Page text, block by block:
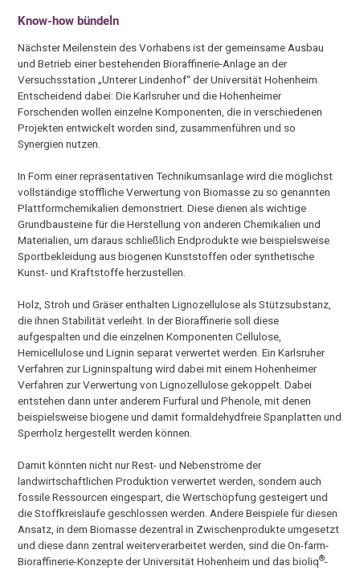
Know-how bündeln
Nächster Meilenstein des Vorhabens ist der gemeinsame Ausbau
und Betrieb einer bestehenden Bioraffinerie-Anlage an der
Versuchsstation „Unterer Lindenhof“ der Universität Hohenheim.
Entscheidend dabei: Die Karlsruher und die Hohenheimer
Forschenden wollen einzelne Komponenten, die in verschiedenen
Projekten entwickelt worden sind, zusammenführen und so
Synergien nutzen.
In Form einer repräsentativen Technikumsanlage wird die möglichst
vollständige stoffliche Verwertung von Biomasse zu so genannten
Plattformchemikalien demonstriert. Diese dienen als wichtige
Grundbausteine für die Herstellung von anderen Chemikalien und
Materialien, um daraus schließlich Endprodukte wie beispielsweise
Sportbekleidung aus biogenen Kunststoffen oder synthetische
Kunst- und Kraftstoffe herzustellen.
Holz, Stroh und Gräser enthalten Lignozellulose als Stützsubstanz,
die ihnen Stabilität verleiht. In der Bioraffinerie soll diese
aufgespalten und die einzelnen Komponenten Cellulose,
Hemicellulose und Lignin separat verwertet werden. Ein Karlsruher
Verfahren zur Ligninspaltung wird dabei mit einem Hohenheimer
Verfahren zur Verwertung von Lignozellulose gekoppelt. Dabei
entstehen dann unter anderem Furfural und Phenole, mit denen
beispielsweise biogene und damit formaldehydfreie Spanplatten und
Sperrholz hergestellt werden können.
Damit könnten nicht nur Rest- und Nebenströme der
landwirtschaftlichen Produktion verwertet werden, sondern auch
fossile Ressourcen eingespart, die Wertschöpfung gesteigert und
die Stoffkreisläufe geschlossen werden. Andere Beispiele für diesen
Ansatz, in dem Biomasse dezentral in Zwischenprodukte umgesetzt
und diese dann zentral weiterverarbeitet werden, sind die On-farm-
Bioraffinerie-Konzepte der Universität Hohenheim und das bioliq®-